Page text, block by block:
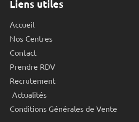
Liens utiles
Accueil
Nos Centres
Contact
Prendre RDV
Recrutement
Actualités
Conditions Générales de Vente